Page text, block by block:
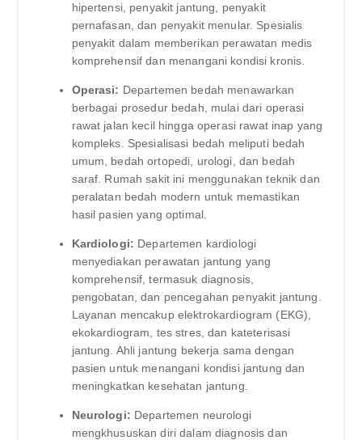
hipertensi, penyakit jantung, penyakit
pernafasan, dan penyakit menular. Spesialis
penyakit dalam memberikan perawatan medis
komprehensif dan menangani kondisi kronis.
Operasi: Departemen bedah menawarkan
berbagai prosedur bedah, mulai dari operasi
rawat jalan kecil hingga operasi rawat inap yang
kompleks. Spesialisasi bedah meliputi bedah
umum, bedah ortopedi, urologi, dan bedah
saraf. Rumah sakit ini menggunakan teknik dan
peralatan bedah modern untuk memastikan
hasil pasien yang optimal.
Kardiologi: Departemen kardiologi
menyediakan perawatan jantung yang
komprehensif, termasuk diagnosis,
pengobatan, dan pencegahan penyakit jantung.
Layanan mencakup elektrokardiogram (EKG),
ekokardiogram, tes stres, dan kateterisasi
jantung. Ahli jantung bekerja sama dengan
pasien untuk menangani kondisi jantung dan
meningkatkan kesehatan jantung.
Neurologi: Departemen neurologi
mengkhususkan diri dalam diagnosis dan